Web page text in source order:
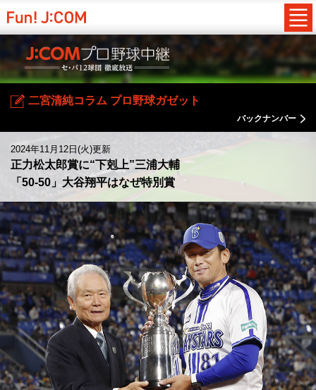
二宮清純コラム プロ野球ガゼット
バックナンバー
2024年11月12日(火)更新
正力松太郎賞に“下剋上”三浦大輔
「50-50」大谷翔平はなぜ特別賞